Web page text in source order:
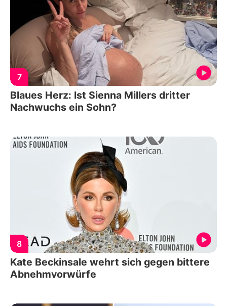
7
Blaues Herz: Ist Sienna Millers dritter
Nachwuchs ein Sohn?
8
Kate Beckinsale wehrt sich gegen bittere
Abnehmvorwürfe